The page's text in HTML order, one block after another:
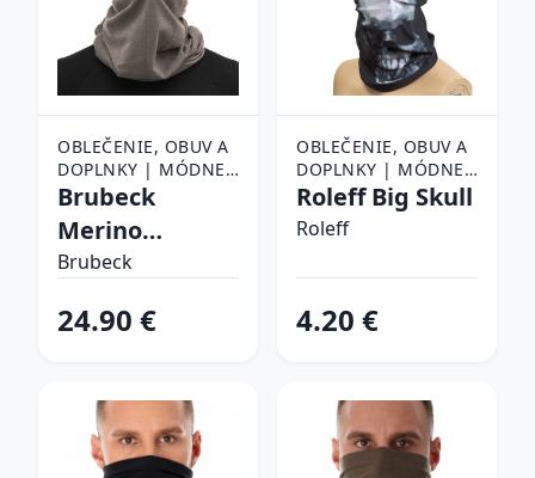
OBLEČENIE, OBUV A
DOPLNKY | MÓDNE
DOPLNKY | ŠATKY,
ŠATKY
Brubeck
Merino
KM10360 Steel
Brubeck
24.90 €
OBLEČENIE, OBUV A
DOPLNKY | MÓDNE
DOPLNKY | ŠATKY,
ŠÁLY A NÁKRČNÍKY |
ŠATKY
Roleff Big Skull
Roleff
4.20 €